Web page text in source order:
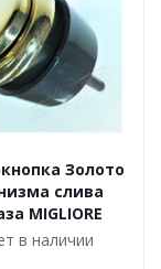
Золото
слива
унитаза MIGLIORE
в наличии